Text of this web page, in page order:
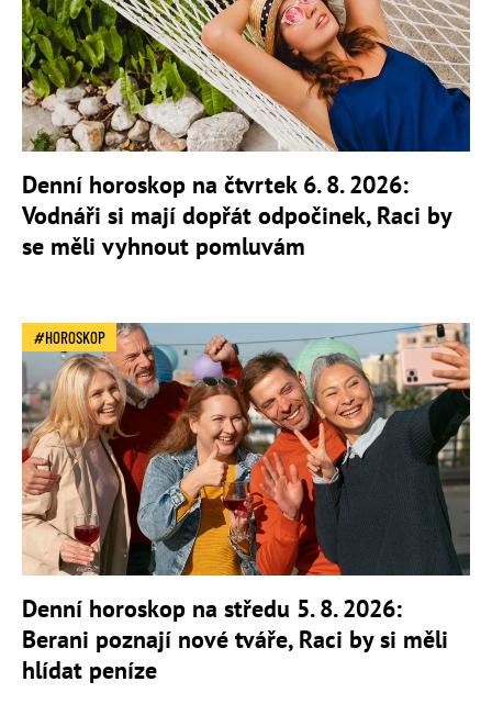
Denní horoskop na čtvrtek 6. 8. 2026:
Vodnáři si mají dopřát odpočinek, Raci by
se měli vyhnout pomluvám
HOROSKOP
Denní horoskop na středu 5. 8. 2026:
Berani poznají nové tváře, Raci by si měli
hlídat peníze